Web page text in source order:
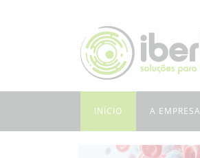
INÍCIO A EMPRESA